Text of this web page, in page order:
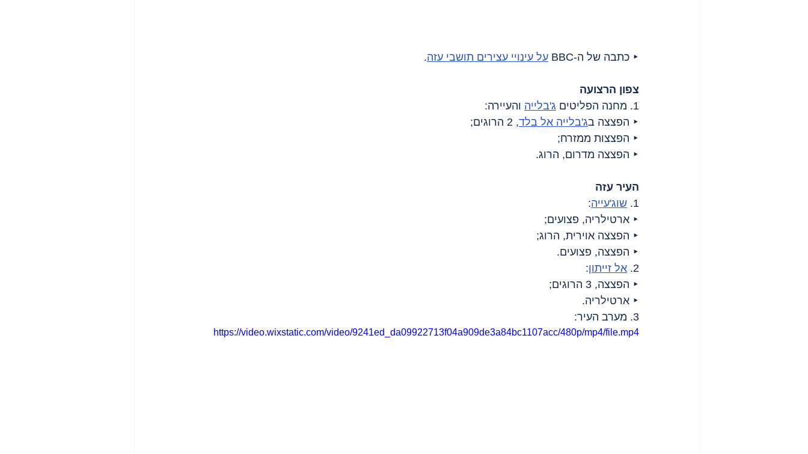
‣ כתבה של ה-BBC על עינויי עצירים תושבי עזה.
צפון הרצועה
1. מחנה הפליטים
ג'בלייה והעיירה:
‣ הפצצה בג'בלייה אל בלד, 2 הרוגים;
‣ הפצצות ממזרח;
‣ הפצצה מדרום, הרוג.
העיר עזה
1. שוג'עייה:
‣ ארטילריה, פצועים;
‣ הפצצה אוירית, הרוג;
‣ הפצצה, פצועים.
2. אל זייתון:
‣ הפצצה, 3 הרוגים;
‣ ארטילריה.
3. מערב העיר:
https://video.wixstatic.com/video/9241ed_da09922713f04a909de3a84bc1107acc/480p/mp4/file.mp4